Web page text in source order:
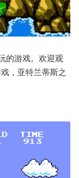
的游戏。欢迎观
，亚特兰蒂斯之